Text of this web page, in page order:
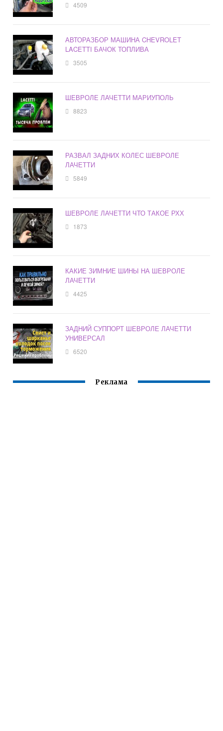
4509
АВТОРАЗБОР МАШИНА CHEVROLET
LACETTI БАЧОК ТОПЛИВА
3505
ШЕВРОЛЕ ЛАЧЕТТИ МАРИУПОЛЬ
8823
РАЗВАЛ ЗАДНИХ КОЛЕС ШЕВРОЛЕ
ЛАЧЕТТИ
5849
ШЕВРОЛЕ ЛАЧЕТТИ ЧТО ТАКОЕ РХХ
1873
КАКИЕ ЗИМНИЕ ШИНЫ НА ШЕВРОЛЕ
ЛАЧЕТТИ
4425
ЗАДНИЙ СУППОРТ ШЕВРОЛЕ ЛАЧЕТТИ
УНИВЕРСАЛ
6520
Реклама